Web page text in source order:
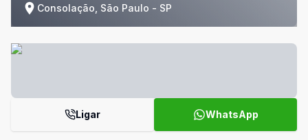
Consolação, São Paulo - SP
Ligar WhatsApp